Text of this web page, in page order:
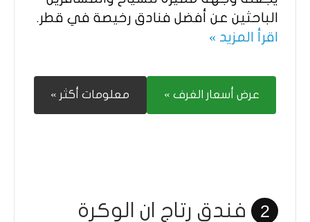
الباحثين عن أفضل فنادق رخيصة في قطر.
اقرأ المزيد »
عرض أسعار الغرف » معلومات أكثر »
2 فندق رتاج ان الوكرة